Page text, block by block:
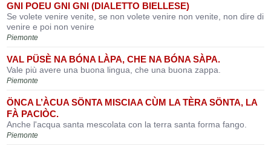
GNI POEU GNI GNI (DIALETTO BIELLESE)
Se volete venire venite, se non volete venire non venite, non dire di
venire e poi non venire
Piemonte
VAL PÜSÈ NA BÓNA LÀPA, CHE NA BÓNA SÀPA.
Vale più avere una buona lingua, che una buona zappa.
Piemonte
ÖNCA L’ÀCUA SÖNTA MISCIAA CÙM LA TÈRA SÖNTA, LA
FÀ PACIÒC.
Anche l'acqua santa mescolata con la terra santa forma fango.
Piemonte